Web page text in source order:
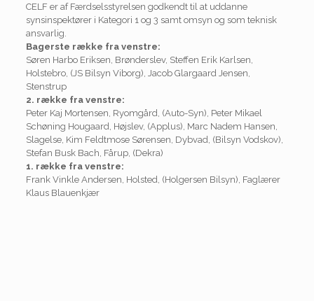
CELF er af Færdselsstyrelsen godkendt til at uddanne
synsinspektører i Kategori 1 og 3 samt omsyn og som teknisk
ansvarlig.
Bagerste række fra venstre:
Søren Harbo Eriksen, Brønderslev, Steffen Erik Karlsen,
Holstebro, (JS Bilsyn Viborg), Jacob Glargaard Jensen,
Stenstrup
2. række fra venstre:
Peter Kaj Mortensen, Ryomgård, (Auto-Syn), Peter Mikael
Schøning Hougaard, Højslev, (Applus), Marc Nadem Hansen,
Slagelse, Kim Feldtmose Sørensen, Dybvad, (Bilsyn Vodskov),
Stefan Busk Bach, Fårup, (Dekra)
1. række fra venstre:
Frank Vinkle Andersen, Holsted, (Holgersen Bilsyn), Faglærer
Klaus Blauenkjær